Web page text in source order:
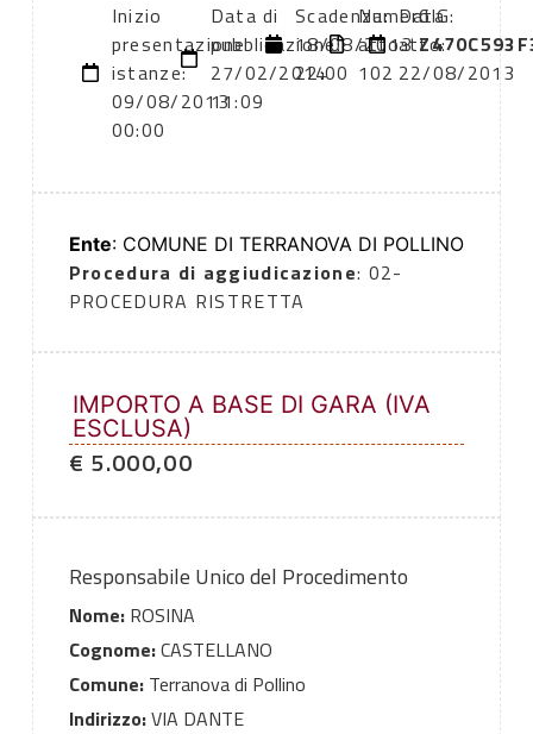
Inizio
presentazione
istanze:
09/08/2013
00:00
Data di
pubblicazione:
27/02/2014
11:09
Scadenza:
18/08/2013
22:00
Numero
atto:
102
Data
atto:
22/08/2013
CIG:
Ente: COMUNE DI TERRANOVA DI POLLINO
Procedura di aggiudicazione: 02-
PROCEDURA RISTRETTA
IMPORTO A BASE DI GARA (IVA
ESCLUSA)
€ 5.000,00
Responsabile Unico del Procedimento
Nome:ROSINA
Cognome:CASTELLANO
Comune:Terranova di Pollino
Indirizzo:VIA DANTE